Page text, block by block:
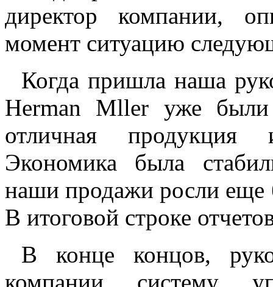
директор компании,
момент ситуацию
Когда пришла наша
Herman Mller уже были
отличная продукция
Экономика была
наши продажи росли еще
В итоговой строке
В конце концов,